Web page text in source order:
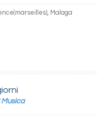
Malaga
Musica